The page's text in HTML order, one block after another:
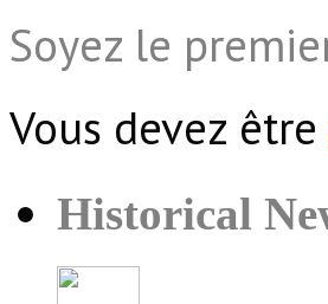
Soyez le
Vous devez être
Historical